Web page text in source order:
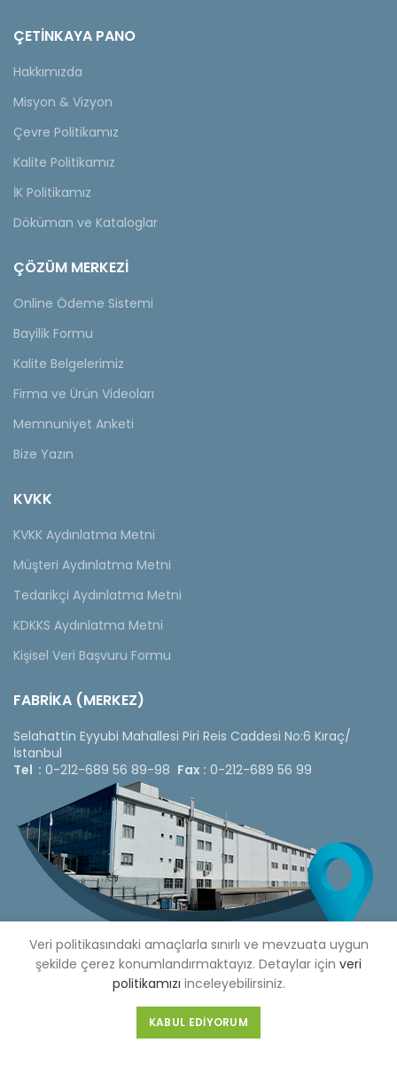
ÇETINKAYA PANO
Hakkımızda
Misyon & Vizyon
Çevre Politikamız
Kalite Politikamız
İK Politikamız
Döküman ve Kataloglar
ÇÖZÜM MERKEZİ
Online Ödeme Sistemi
Bayilik Formu
Kalite Belgelerimiz
Firma ve Ürün Videoları
Memnuniyet Anketi
Bize Yazın
KVKK
KVKK Aydınlatma Metni
Müşteri Aydınlatma Metni
Tedarikçi Aydınlatma Metni
KDKKS Aydınlatma Metni
Kişisel Veri Başvuru Formu
FABRİKA (MERKEZ)
Selahattin Eyyubi Mahallesi Piri Reis Caddesi No:6 Kıraç/
İstanbul
Tel : 0-212-689 56 89-98 Fax : 0-212-689 56 99
Copyright © 2020 Çetinkaya Pano |Çetinkaya Pano Fiyat
Veri politikasındaki amaçlarla sınırlı ve mevzuata uygun
şekilde çerez konumlandırmaktayız. Detaylar için veri
politikamızı inceleyebilirsiniz.
KABUL EDIYORUM